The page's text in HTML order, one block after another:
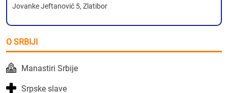
Jovanke Jeftanović 5, Zlatibor
O SRBIJI
Manastiri Srbije
Srpske slave